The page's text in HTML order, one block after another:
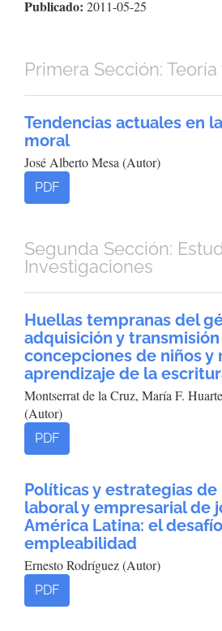
Publicado: 2011-05-25
Primera Sección:
Tendencias actuales en
moral
José Alberto Mesa (Autor)
PDF
Segunda Sección:
Investigaciones
Huellas tempranas del
adquisición y
concepciones de niños y
aprendizaje de la
Montserrat de la Cruz, María F.
(Autor)
PDF
Políticas y estrategias de
laboral y empresarial de
América Latina: el
empleabilidad
Ernesto Rodríguez (Autor)
PDF